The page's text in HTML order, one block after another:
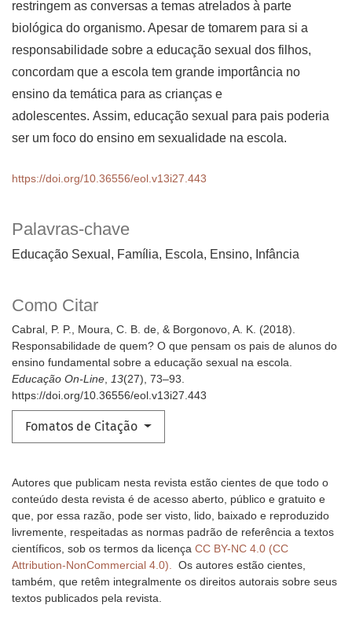
Palavras-chave
Educação Sexual, Família, Escola, Ensino, Infância
Como Citar
Cabral, P. P., Moura, C. B. de, & Borgonovo, A. K. (2018).
Responsabilidade de quem? O que pensam os pais de alunos do
ensino fundamental sobre a educação sexual na escola.
Educação On-Line, 13(27), 73–93.
https://doi.org/10.36556/eol.v13i27.443
Fomatos de Citação
restringem as conversas a temas atrelados à parte
biológica do organismo. Apesar de tomarem para si a
responsabilidade sobre a educação sexual dos filhos,
concordam que a escola tem grande importância no
ensino da temática para as crianças e
adolescentes. Assim, educação sexual para pais poderia
ser um foco do ensino em sexualidade na escola.
https://doi.org/10.36556/eol.v13i27.443
Autores que publicam nesta revista estão cientes de que todo o
conteúdo desta revista é de acesso aberto, público e gratuito e
que, por essa razão, pode ser visto, lido, baixado e reproduzido
livremente, respeitadas as normas padrão de referência a textos
científicos, sob os termos da licença CC BY-NC 4.0 (CC
Attribution-NonCommercial 4.0). Os autores estão cientes,
também, que retêm integralmente os direitos autorais sobre seus
textos publicados pela revista.